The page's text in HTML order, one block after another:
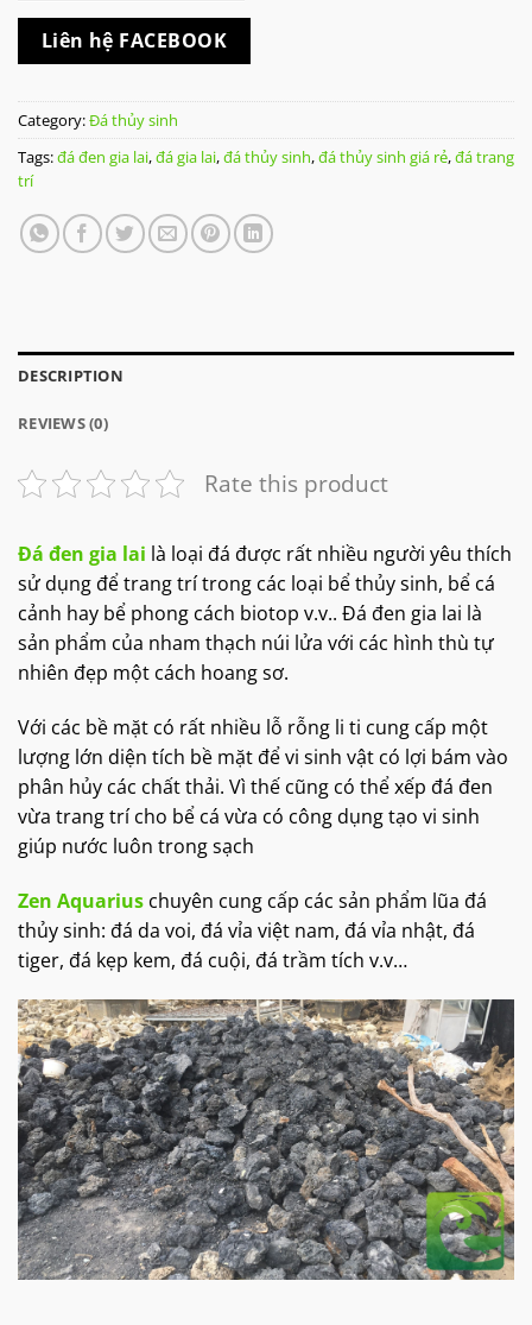
Liên hệ FACEBOOK
Category:Đá thủy sinh
Tags:đá đen gia lai,đá gia lai,đá thủy sinh,đá thủy sinh giá rẻ,đá trang
trí
DESCRIPTION
REVIEWS (0)
Rate this product
Đá đen gia lai là loại đá được rất nhiều người yêu thích
sử dụng để trang trí trong các loại bể thủy sinh, bể cá
cảnh hay bể phong cách biotop v.v.. Đá đen gia lai là
sản phẩm của nham thạch núi lửa với các hình thù tự
nhiên đẹp một cách hoang sơ.
Với các bề mặt có rất nhiều lỗ rỗng li ti cung cấp một
lượng lớn diện tích bề mặt để vi sinh vật có lợi bám vào
phân hủy các chất thải. Vì thế cũng có thể xếp đá đen
vừa trang trí cho bể cá vừa có công dụng tạo vi sinh
giúp nước luôn trong sạch
Zen Aquarius chuyên cung cấp các sản phẩm lũa đá
thủy sinh: đá da voi, đá vỉa việt nam, đá vỉa nhật, đá
tiger, đá kẹp kem, đá cuội, đá trầm tích v.v…